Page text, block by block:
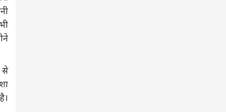
से